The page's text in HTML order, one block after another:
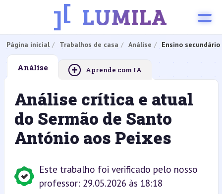
Página inicial Trabalhos de casa Análise Ensino secundário
Análise + Aprende com IA
Análise crítica e atual
do Sermão de Santo
António aos Peixes
Este trabalho foi verificado pelo nosso
professor: 29.05.2026 às 18:18